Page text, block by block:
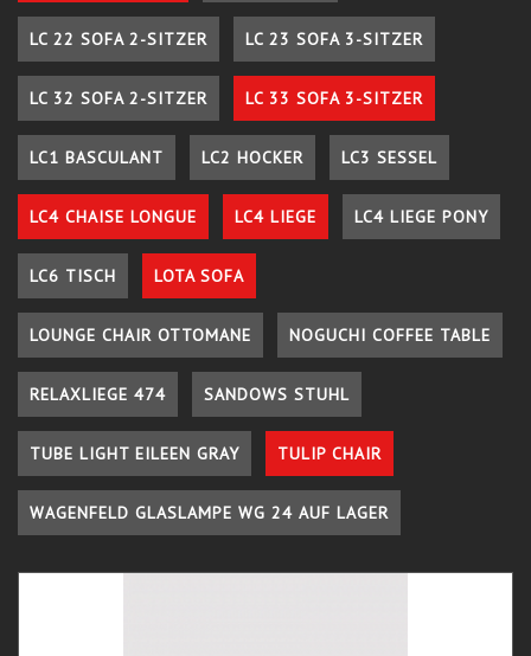
LC 22 SOFA 2-SITZER LC 23 SOFA 3-SITZER
LC 32 SOFA 2-SITZER LC 33 SOFA 3-SITZER
LC1 BASCULANT LC2 HOCKER LC3 SESSEL
LC4 CHAISE LONGUE LC4 LIEGE LC4 LIEGE PONY
LC6 TISCH LOTA SOFA
LOUNGE CHAIR OTTOMANE NOGUCHI COFFEE TABLE
RELAXLIEGE 474 SANDOWS STUHL
TUBE LIGHT EILEEN GRAY TULIP CHAIR
WAGENFELD GLASLAMPE WG 24 AUF LAGER